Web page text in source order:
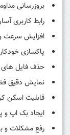
بروزرسانی
رابط کاربری
افزایش سرعت
پاکسازی
حذف فایل های
نمایش دقیق
قابلیت اسکن
ایجاد بک اپ و
رفع مشکلات و